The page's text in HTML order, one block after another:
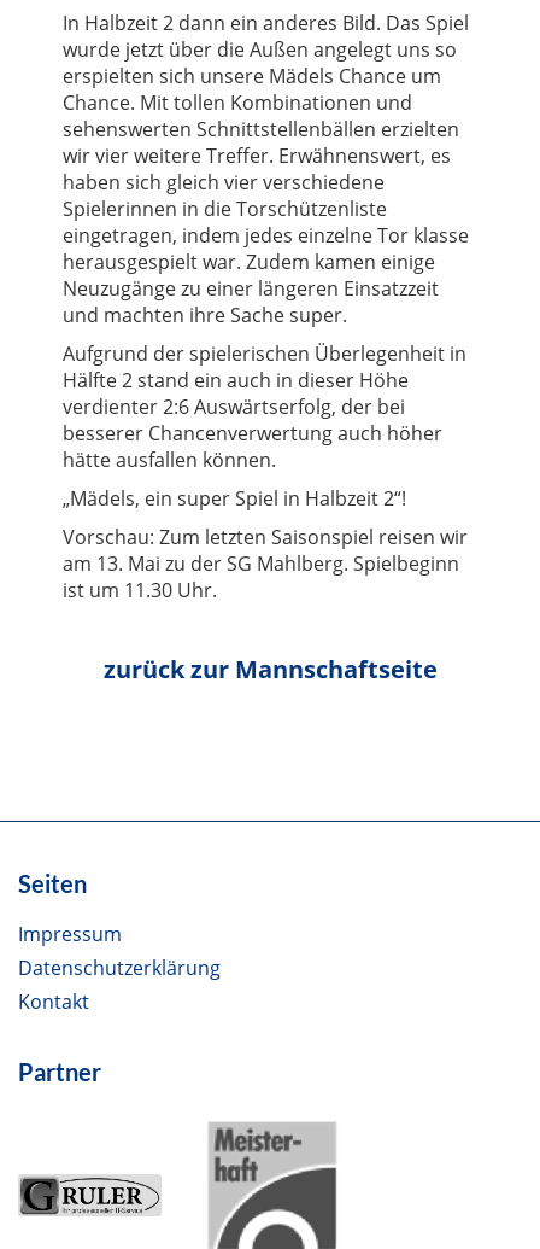
In Halbzeit 2 dann ein anderes Bild. Das Spiel
wurde jetzt über die Außen angelegt uns so
erspielten sich unsere Mädels Chance um
Chance. Mit tollen Kombinationen und
sehenswerten Schnittstellenbällen erzielten
wir vier weitere Treffer. Erwähnenswert, es
haben sich gleich vier verschiedene
Spielerinnen in die Torschützenliste
eingetragen, indem jedes einzelne Tor klasse
herausgespielt war. Zudem kamen einige
Neuzugänge zu einer längeren Einsatzzeit
und machten ihre Sache super.
Aufgrund der spielerischen Überlegenheit in
Hälfte 2 stand ein auch in dieser Höhe
verdienter 2:6 Auswärtserfolg, der bei
besserer Chancenverwertung auch höher
hätte ausfallen können.
„Mädels, ein super Spiel in Halbzeit 2“!
Vorschau: Zum letzten Saisonspiel reisen wir
am 13. Mai zu der SG Mahlberg. Spielbeginn
ist um 11.30 Uhr.
Seiten
Impressum
Datenschutzerklärung
Kontakt
Partner